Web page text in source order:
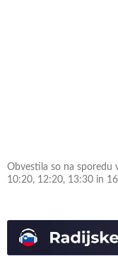
Obvestila so na sporedu
10:20, 12:20, 13:30 in